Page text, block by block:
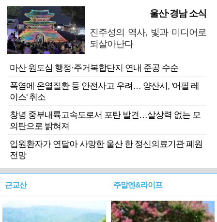
울산·경남 소식
진주성의 역사, 빛과 미디어로
되살아난다
마산 원도심 행정·주거복합단지 연내 준공 수순
폭염에 온열질환 등 안전사고 우려… 양산시, '어필 레
이스' 취소
창녕 중부내륙고속도로서 포탄 발견…살상력 없는 모
의탄으로 밝혀져
입원환자가 연달아 사망한 울산 한 정신의료기관 폐원
전망
근교산 주말엔&라이프